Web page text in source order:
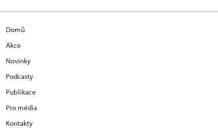
Domů
Akce
Novinky
Podcasty
Publikace
Pro média
Kontakty